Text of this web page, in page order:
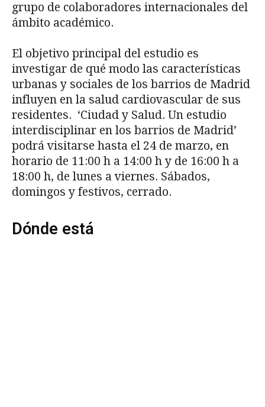
grupo de colaboradores internacionales del
ámbito académico.
El objetivo principal del estudio es
investigar de qué modo las características
urbanas y sociales de los barrios de Madrid
influyen en la salud cardiovascular de sus
residentes. ‘Ciudad y Salud. Un estudio
interdisciplinar en los barrios de Madrid’
podrá visitarse hasta el 24 de marzo, en
horario de 11:00 h a 14:00 h y de 16:00 h a
18:00 h, de lunes a viernes. Sábados,
domingos y festivos, cerrado.
Dónde está